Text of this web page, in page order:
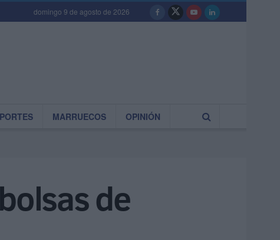
domingo 9 de agosto de 2026
MARRUECOS OPINIÓN
de